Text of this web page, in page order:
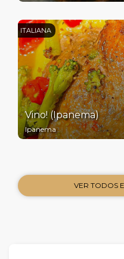
ITALIANA
Vino! (Ipanema)
Ipanema
VER TODOS